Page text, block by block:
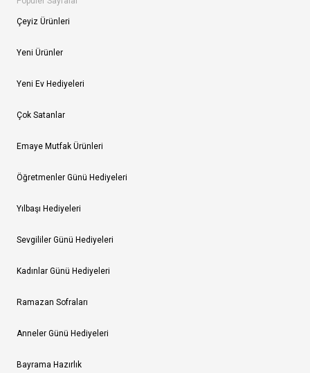
Çeyiz Ürünleri
Yeni Ürünler
Yeni Ev Hediyeleri
Çok Satanlar
Emaye Mutfak Ürünleri
Öğretmenler Günü Hediyeleri
Yılbaşı Hediyeleri
Sevgililer Günü Hediyeleri
Kadınlar Günü Hediyeleri
Ramazan Sofraları
Anneler Günü Hediyeleri
Bayrama Hazırlık